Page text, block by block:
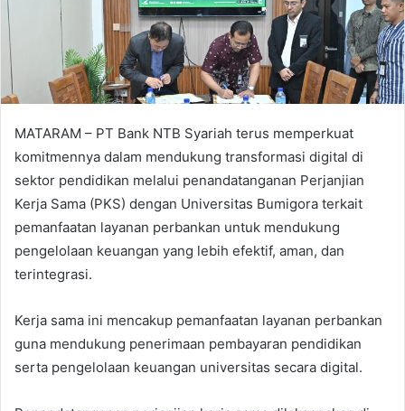
MATARAM – PT Bank NTB Syariah terus memperkuat
komitmennya dalam mendukung transformasi digital di
sektor pendidikan melalui penandatanganan Perjanjian
Kerja Sama (PKS) dengan Universitas Bumigora terkait
pemanfaatan layanan perbankan untuk mendukung
pengelolaan keuangan yang lebih efektif, aman, dan
terintegrasi.
Kerja sama ini mencakup pemanfaatan layanan perbankan
guna mendukung penerimaan pembayaran pendidikan
serta pengelolaan keuangan universitas secara digital.